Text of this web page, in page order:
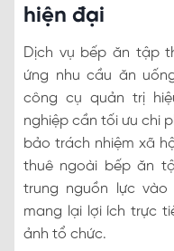
hiện đại
Dịch vụ bếp ăn tập
ứng nhu cầu ăn
công cụ quản trị
nghiệp cần tối ưu chi
bảo trách nhiệm xã
thuê ngoài bếp ăn
trung nguồn lực
mang lại lợi ích trực
ảnh tổ chức.